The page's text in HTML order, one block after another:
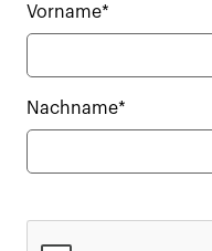
Vorname*
Nachname*